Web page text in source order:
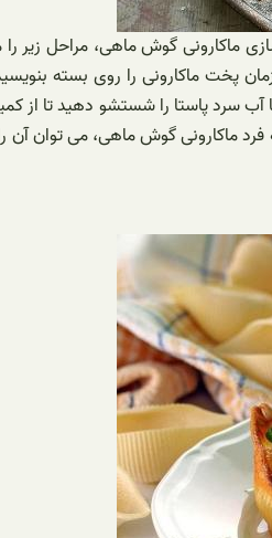
و آن را به جوش آورید. 2. سپس شور را به آب اضافه کنید و ماکارونی گوش ماهی را به
فرد ماکارونی گوش ماهی، می توان